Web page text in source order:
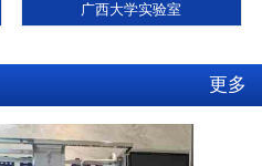
广西大学实验室
更多